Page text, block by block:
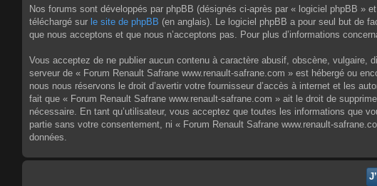
Nos forums sont développés par phpBB (désignés ci-après par « logiciel phpBB
téléchargé sur le site de phpBB (en anglais). Le logiciel phpBB a pour seul but de
que nous acceptons et que nous n’acceptons pas. Pour plus d’informations
Vous acceptez de ne publier aucun contenu à caractère abusif, obscène,
serveur de « Forum Renault Safrane www.renault-safrane.com » est hébergé ou
nous nous réservons le droit d’avertir votre fournisseur d’accès à internet et les
fait que « Forum Renault Safrane www.renault-safrane.com » ait le droit de
nécessaire. En tant qu’utilisateur, vous acceptez que toutes les informations que
partie sans votre consentement, ni « Forum Renault Safrane www.renault-
données.